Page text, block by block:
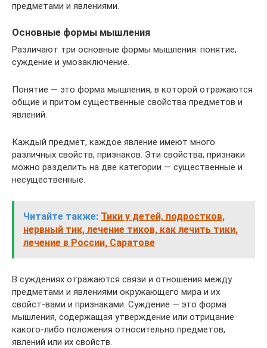
предметами и явлениями.
Основные формы мышления
Различают три основные формы мышления: понятие,
суждение и умозаключение.
Понятие — это форма мышления, в которой отражаются
общие и притом существенные свойства предметов и
явлений.
Каждый предмет, каждое явление имеют много
различных свойств, признаков. Эти свойства, признаки
можно разделить на две категории — существенные и
несущественные.
Читайте также: Тики у детей, подростков,
нервный тик, лечение тиков, как лечить тики,
лечение в России, Саратове
В суждениях отражаются связи и отношения между
предметами и явлениями окружающего мира и их
свойст-вами и признаками. Суждение — это форма
мышления, содержащая утверждение или отрицание
какого-либо положения относительно предметов,
явлений или их свойств.